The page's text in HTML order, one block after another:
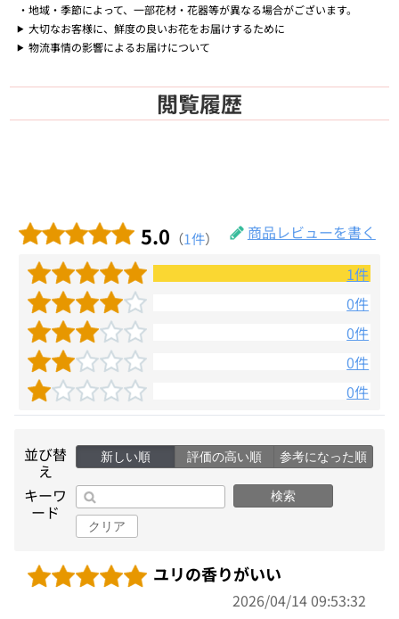
地域・季節によって、一部花材・花器等が異なる場合がございます。
大切なお客様に、鮮度の良いお花をお届けするために
物流事情の影響によるお届けについて
閲覧履歴
5.0 （1件）
商品レビューを書く
1件
0件
0件
0件
0件
並び替
え
新しい順 評価の高い順 参考になった順
キーワ
ード
検索
クリア
ユリの香りがいい
2026/04/14 09:53:32